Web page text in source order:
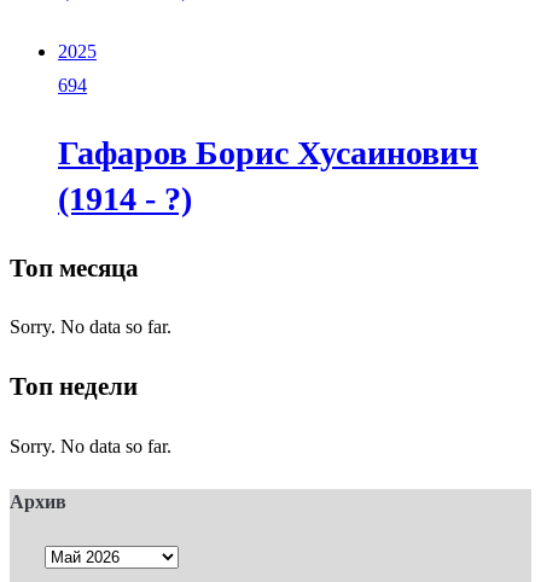
2025
694
Гафаров Борис Хусаинович
(1914 - ?)
Топ месяца
Sorry. No data so far.
Топ недели
Sorry. No data so far.
Архив